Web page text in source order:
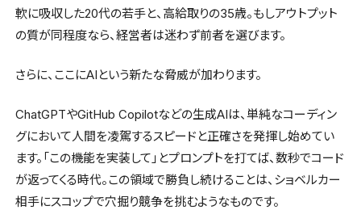
軟に吸収した20代の若手と、高給取りの35歳。もしアウトプット
の質が同程度なら、経営者は迷わず前者を選びます。
さらに、ここにAIという新たな脅威が加わります。
ChatGPTやGitHub Copilotなどの生成AIは、単純なコーディン
グにおいて人間を凌駕するスピードと正確さを発揮し始めてい
ます。「この機能を実装して」とプロンプトを打てば、数秒でコード
が返ってくる時代。この領域で勝負し続けることは、ショベルカー
相手にスコップで穴掘り競争を挑むようなものです。